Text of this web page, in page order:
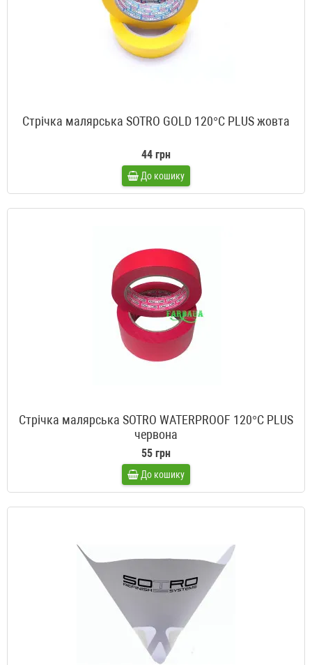
Стрічка малярська SOTRO GOLD 120°C PLUS жовта
44 грн
До кошику
Стрічка малярська SOTRO WATERPROOF 120°C PLUS
червона
55 грн
До кошику